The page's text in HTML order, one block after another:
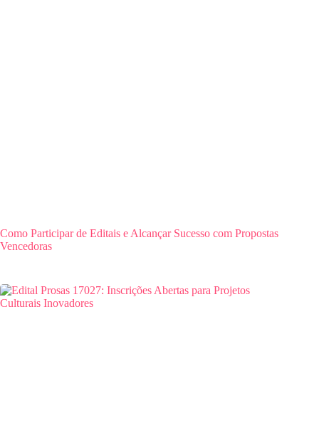
Como Participar de Editais e Alcançar Sucesso com Propostas
Vencedoras